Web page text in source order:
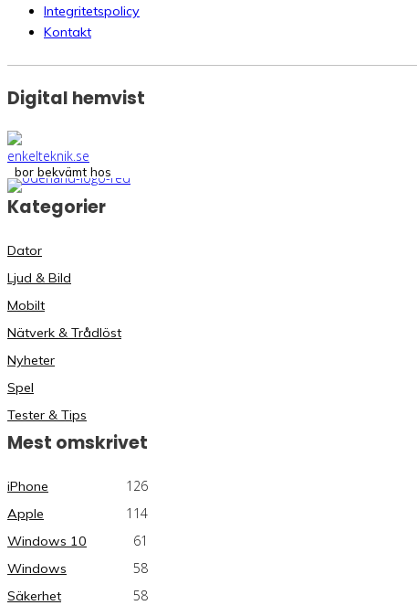
Integritetspolicy
Kontakt
Digital hemvist
bor bekvämt hos
Kategorier
Dator
Ljud & Bild
Mobilt
Nätverk & Trådlöst
Nyheter
Spel
Tester & Tips
Mest omskrivet
iPhone 126
Apple 114
Windows 10 61
Windows 58
Säkerhet 58